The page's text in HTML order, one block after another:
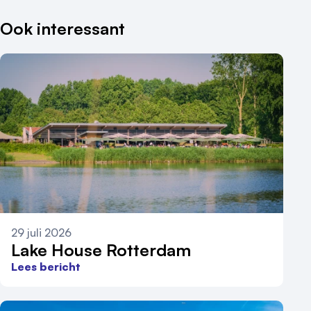
Ook interessant
29 juli 2026
Lake House Rotterdam
Lees bericht